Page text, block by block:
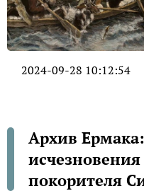
2024-09-28 10:12:54
Архив
покорителя